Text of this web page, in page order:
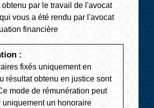
obtenu par le travail de l'avocat
vous a été rendu par l'avocat
financière
:
fixés uniquement en
résultat obtenu en justice sont
mode de rémunération peut
uniquement un honoraire